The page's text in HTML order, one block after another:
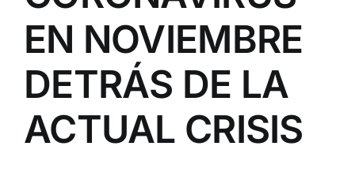
EN NOVIEMBRE
DETRÁS DE LA
ACTUAL CRISIS